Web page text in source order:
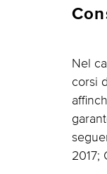
Nel
corsi
2017;